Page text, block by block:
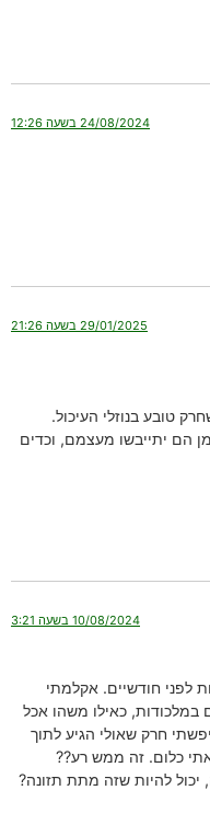
24/08/2024 בשעה 12:26
29/01/2025 בשעה 21:26
טובע בנוזלי העיכול.
הם יתייבשו מעצמם, וכדים
10/08/2024 בשעה 3:21
לפני חודשיים. אקלמתי
במלכודות, כאילו משהו אכל
חרק שאולי הגיע לתוך
כלום. זה ממש רע??
יכול להיות שזה מתת תזונה?